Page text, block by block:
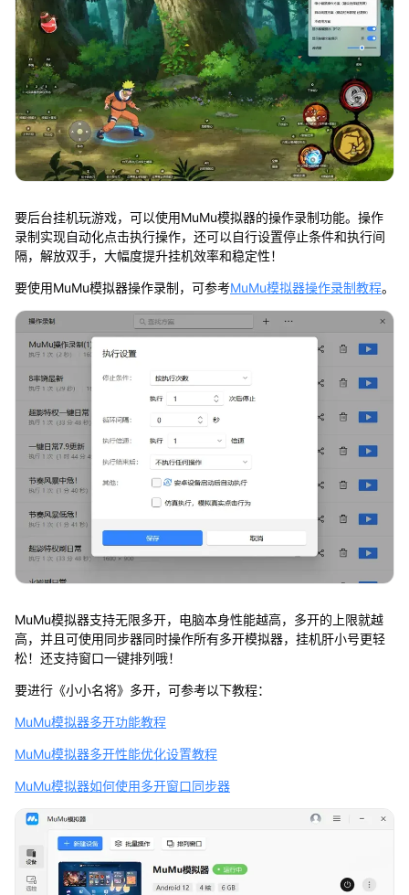
要后台挂机玩游戏，可以使用MuMu模拟器的操作录制功能。操作
录制实现自动化点击执行操作，还可以自行设置停止条件和执行间
隔，解放双手，大幅度提升挂机效率和稳定性！
要使用MuMu模拟器操作录制，可参考MuMu模拟器操作录制教程。
MuMu模拟器支持无限多开，电脑本身性能越高，多开的上限就越
高，并且可使用同步器同时操作所有多开模拟器，挂机肝小号更轻
松！还支持窗口一键排列哦！
要进行《小小名将》多开，可参考以下教程：
MuMu模拟器多开功能教程
MuMu模拟器多开性能优化设置教程
MuMu模拟器如何使用多开窗口同步器